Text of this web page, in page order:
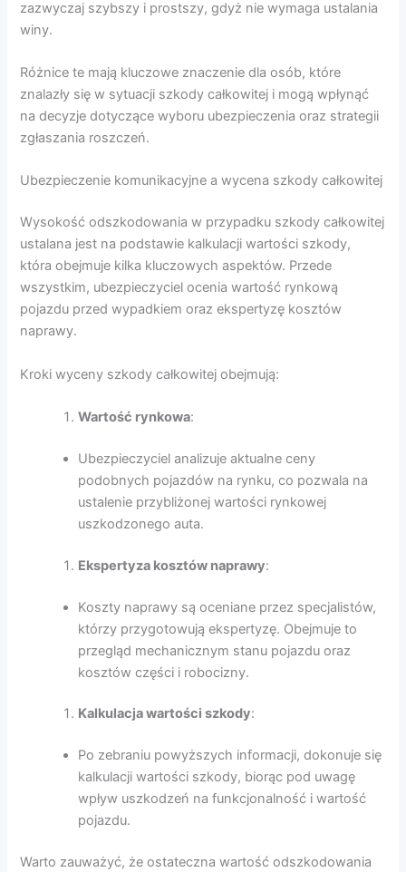
zazwyczaj szybszy i prostszy, gdyż nie wymaga ustalania
winy.
Różnice te mają kluczowe znaczenie dla osób, które
znalazły się w sytuacji szkody całkowitej i mogą wpłynąć
na decyzje dotyczące wyboru ubezpieczenia oraz strategii
zgłaszania roszczeń.
Ubezpieczenie komunikacyjne a wycena szkody całkowitej
Wysokość odszkodowania w przypadku szkody całkowitej
ustalana jest na podstawie kalkulacji wartości szkody,
która obejmuje kilka kluczowych aspektów. Przede
wszystkim, ubezpieczyciel ocenia wartość rynkową
pojazdu przed wypadkiem oraz ekspertyzę kosztów
naprawy.
Kroki wyceny szkody całkowitej obejmują:
Wartość rynkowa:
Ubezpieczyciel analizuje aktualne ceny
podobnych pojazdów na rynku, co pozwala na
ustalenie przybliżonej wartości rynkowej
uszkodzonego auta.
Ekspertyza kosztów naprawy:
Koszty naprawy są oceniane przez specjalistów,
którzy przygotowują ekspertyzę. Obejmuje to
przegląd mechanicznym stanu pojazdu oraz
kosztów części i robocizny.
Kalkulacja wartości szkody:
Po zebraniu powyższych informacji, dokonuje się
kalkulacji wartości szkody, biorąc pod uwagę
wpływ uszkodzeń na funkcjonalność i wartość
pojazdu.
Warto zauważyć, że ostateczna wartość odszkodowania